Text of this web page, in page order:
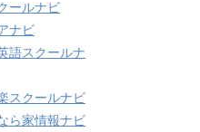
ールナビ
ナビ
語スクールナ
スクールナビ
ら家情報ナビ